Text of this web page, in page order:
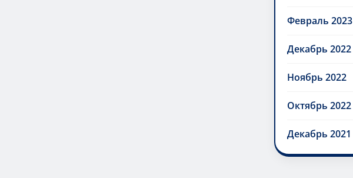
Февраль 2023
Декабрь 2022
Ноябрь 2022
Октябрь 2022
Декабрь 2021